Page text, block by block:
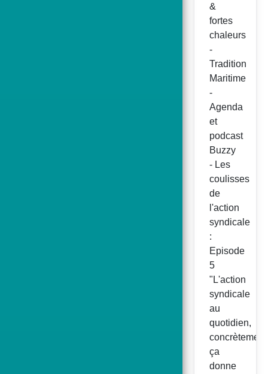
&
fortes
chaleurs
-
Tradition
Maritime
-
Agenda
et
podcast
Buzzy
- Les
coulisses
de
l'action
syndicale
:
Episode
5
"L'action
syndicale
au
quotidien,
concrètement
ça
donne